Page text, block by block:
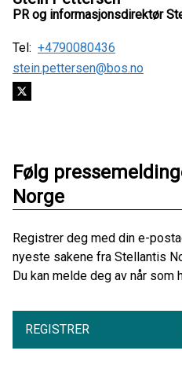
PR og informasjonsdirektør
Tel: +4790080436
stein.pettersen@bos.no
Følg
Norge
Registrer deg med din e-
nyeste sakene fra Stellantis
Du kan melde deg av når som
REGISTRER